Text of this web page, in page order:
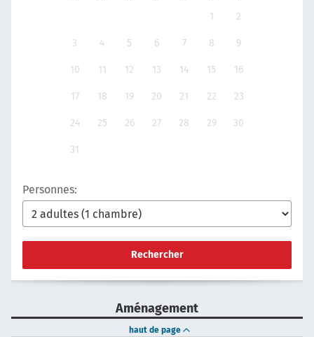
1 2
3 4 5 6 7 8 9
10 11 12 13 14 15 16
17 18 19 20 21 22 23
24 25 26 27 28 29 30
31
Personnes:
Rechercher
Aménagement
haut de page